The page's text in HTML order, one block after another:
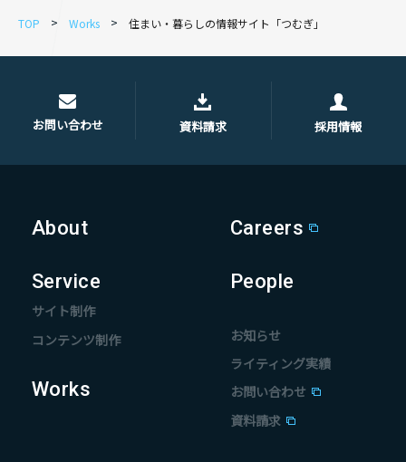
TOP Works 住まい・暮らしの情報サイト「つむぎ」
お問い合わせ 資料請求 採用情報
About
Service
サイト制作
コンテンツ制作
Works
Careers
People
お知らせ
ライティング実績
お問い合わせ
資料請求